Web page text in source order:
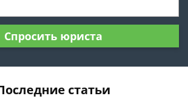
Спросить юриста
статьи